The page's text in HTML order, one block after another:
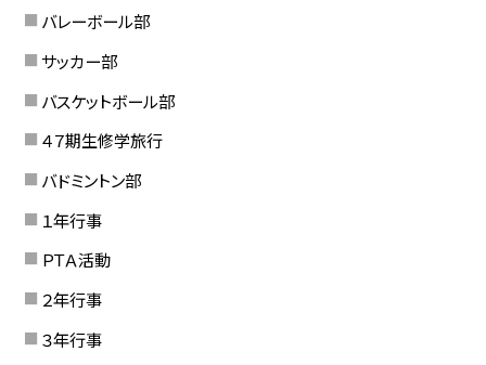
バレーボール部
サッカー部
バスケットボール部
４７期生修学旅行
バドミントン部
１年行事
ＰＴＡ活動
２年行事
３年行事